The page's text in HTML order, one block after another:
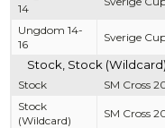
14
Ungdom 14-
16
Sverige
Stock, Stock
Stock SM Cross
Stock
(Wildcard)
SM Cross